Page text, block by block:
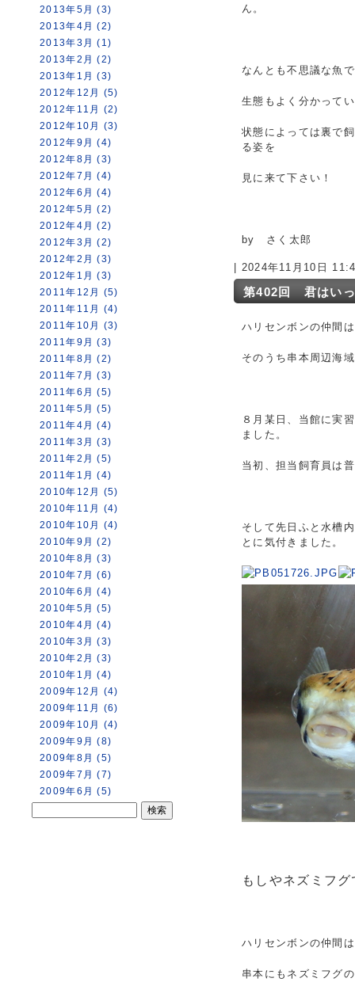
2013年5月 (3)
2013年4月 (2)
2013年3月 (1)
2013年2月 (2)
2013年1月 (3)
2012年12月 (5)
2012年11月 (2)
2012年10月 (3)
2012年9月 (4)
2012年8月 (3)
2012年7月 (4)
2012年6月 (4)
2012年5月 (2)
2012年4月 (2)
2012年3月 (2)
2012年2月 (3)
2012年1月 (3)
2011年12月 (5)
2011年11月 (4)
2011年10月 (3)
2011年9月 (3)
2011年8月 (2)
2011年7月 (3)
2011年6月 (5)
2011年5月 (5)
2011年4月 (4)
2011年3月 (3)
2011年2月 (5)
2011年1月 (4)
2010年12月 (5)
2010年11月 (4)
2010年10月 (4)
2010年9月 (2)
2010年8月 (3)
2010年7月 (6)
2010年6月 (4)
2010年5月 (5)
2010年4月 (4)
2010年3月 (3)
2010年2月 (3)
2010年1月 (4)
2009年12月 (4)
2009年11月 (6)
2009年10月 (4)
2009年9月 (8)
2009年8月 (5)
2009年7月 (7)
2009年6月 (5)
ん。
なんとも不思議な魚
生態もよく分かって
状態によっては裏で
る姿を
見に来て下さい！
by さく太郎
| 2024年11月10日
第402回 君はい
ハリセンボンの仲間
そのうち串本周辺海
８月某日、当館に実
ました。
当初、担当飼育員は
そして先日ふと水槽
とに気付きました。
もしやネズミフ
ハリセンボンの仲間
串本にもネズミフグ